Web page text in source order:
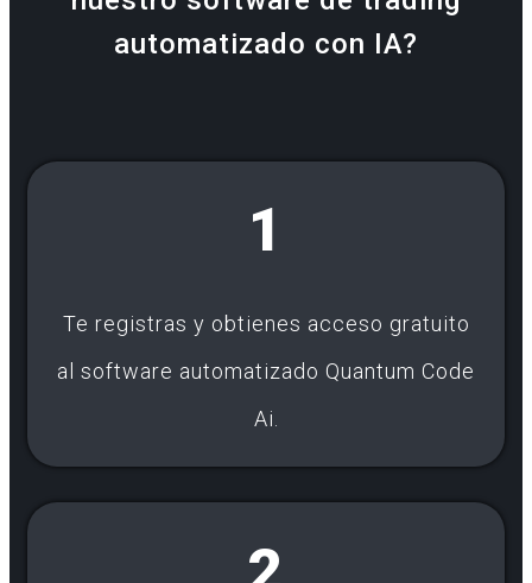
automatizado con IA?
1
Te registras y obtienes acceso gratuito
al software automatizado Quantum Code
Ai.